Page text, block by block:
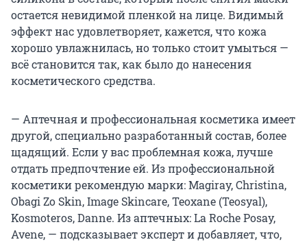
остается невидимой пленкой на лице. Видимый
эффект нас удовлетворяет, кажется, что кожа
хорошо увлажнилась, но только стоит умыться —
всё становится так, как было до нанесения
косметического средства.
— Аптечная и профессиональная косметика имеет
другой, специально разработанный состав, более
щадящий. Если у вас проблемная кожа, лучше
отдать предпочтение ей. Из профессиональной
косметики рекомендую марки: Magiray, Christina,
Obagi Zo Skin, Image Skincare, Teoxane (Teosyal),
Kosmoteros, Danne. Из аптечных: La Roche Posay,
Avene, — подсказывает эксперт и добавляет, что,